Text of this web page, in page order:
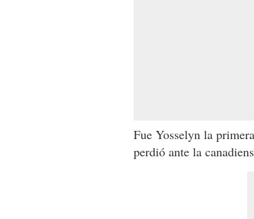
Fue Yosselyn la
perdió ante la